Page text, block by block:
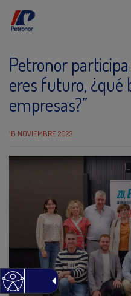
Petronor
eres futuro, ¿qué
empresas?”
16 NOVIEMBRE 2023